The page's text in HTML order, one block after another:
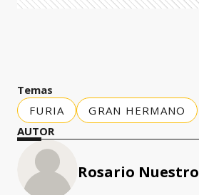
Temas
FURIA
GRAN HERMANO
AUTOR
Rosario Nuestro